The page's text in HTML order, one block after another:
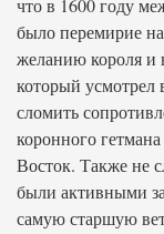
что в 1600 году
было перемирие
желанию короля
который
сломить
коронного
Восток. Также не
были активными
самую старшую